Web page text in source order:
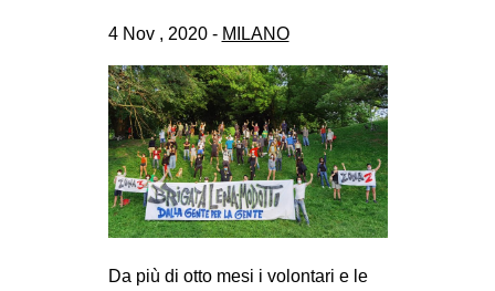
4 Nov , 2020 - MILANO
Da più di otto mesi i volontari e le